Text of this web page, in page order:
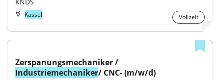
Kassel Vollzeit
Industriemechaniker/ CNC- (m/w/d)